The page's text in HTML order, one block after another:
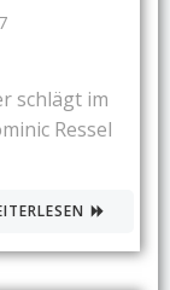
schlägt im
Ressel